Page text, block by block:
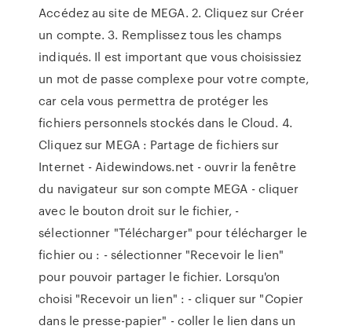
Accédez au site de MEGA. 2. Cliquez sur Créer
un compte. 3. Remplissez tous les champs
indiqués. Il est important que vous choisissiez
un mot de passe complexe pour votre compte,
car cela vous permettra de protéger les
fichiers personnels stockés dans le Cloud. 4.
Cliquez sur MEGA : Partage de fichiers sur
Internet - Aidewindows.net - ouvrir la fenêtre
du navigateur sur son compte MEGA - cliquer
avec le bouton droit sur le fichier, -
sélectionner "Télécharger" pour télécharger le
fichier ou : - sélectionner "Recevoir le lien"
pour pouvoir partager le fichier. Lorsqu'on
choisi "Recevoir un lien" : - cliquer sur "Copier
dans le presse-papier" - coller le lien dans un